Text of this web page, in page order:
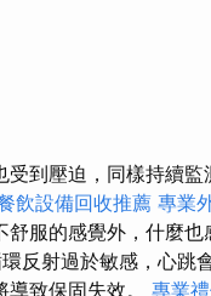
到壓迫，同樣持續監
飲設備回收推薦 專業
服的感覺外，什麼也
反射過於敏感，心跳
導致保固失效。 專業